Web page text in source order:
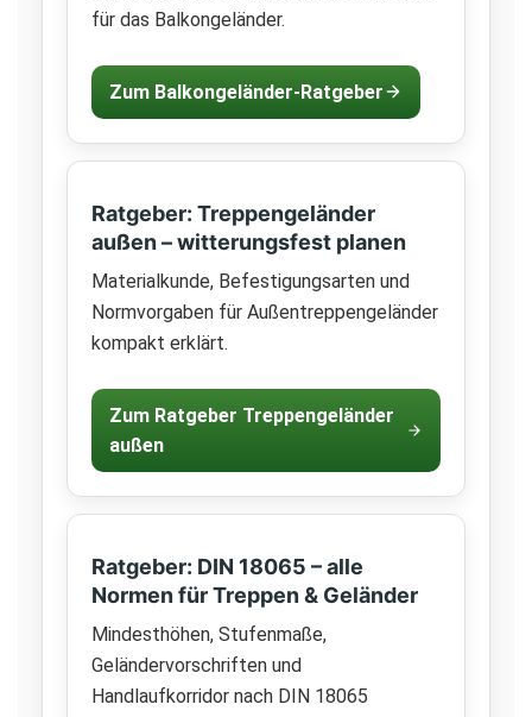
für das Balkongeländer.
Zum Balkongeländer-Ratgeber
Ratgeber: Treppengeländer
außen – witterungsfest planen
Materialkunde, Befestigungsarten und
Normvorgaben für Außentreppengeländer
kompakt erklärt.
Zum Ratgeber Treppengeländer
außen
Ratgeber: DIN 18065 – alle
Normen für Treppen & Geländer
Mindesthöhen, Stufenmaße,
Geländervorschriften und
Handlaufkorridor nach DIN 18065